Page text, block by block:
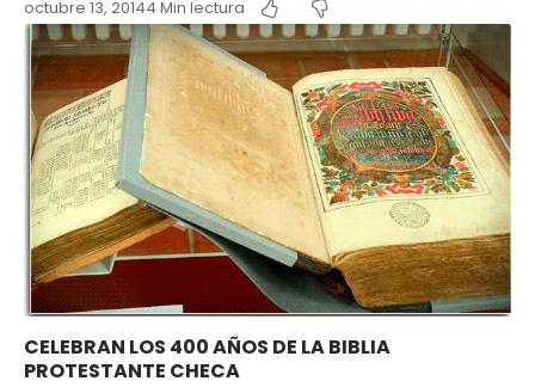
octubre 13, 20144 Min lectura
CELEBRAN LOS 400 AÑOS DE LA BIBLIA
PROTESTANTE CHECA